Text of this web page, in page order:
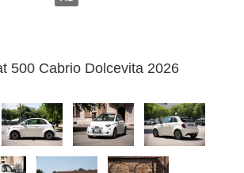
500 Cabrio Dolcevita 2026